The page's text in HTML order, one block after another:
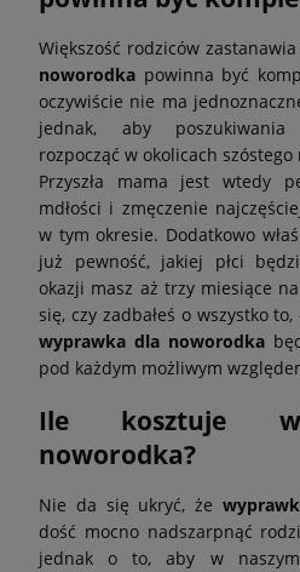
Większość rodziców
noworodka powinna być
oczywiście nie ma
jednak, aby poszukiwania
rozpocząć w okolicach szóstego
Przyszła mama jest wtedy
mdłości i zmęczenie
w tym okresie. Dodatkowo
już pewność, jakiej płci
okazji masz aż trzy miesiące
się, czy zadbałeś o wszystko
wyprawka dla noworodka
pod każdym możliwym
Ile kosztuje
noworodka?
Nie da się ukryć, że
dość mocno nadszarpnąć
jednak o to, aby w naszym